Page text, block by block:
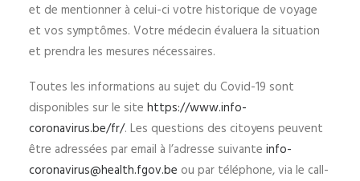
et de mentionner à celui-ci votre historique de voyage
et vos symptômes. Votre médecin évaluera la situation
et prendra les mesures nécessaires.
Toutes les informations au sujet du Covid-19 sont
disponibles sur le site https://www.info-
coronavirus.be/fr/. Les questions des citoyens peuvent
être adressées par email à l’adresse suivante info-
coronavirus@health.fgov.be ou par téléphone, via le call-